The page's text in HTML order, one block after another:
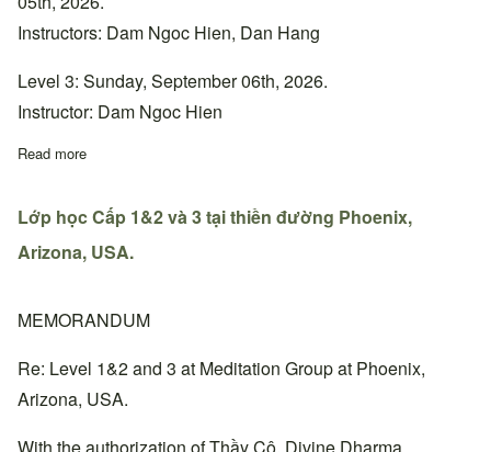
Instructors: Dam Ngoc Hien, Dan Hang
Level 3: Sunday, September 06th, 2026.
Instructor: Dam Ngoc Hien
Read more
Lớp học Cấp 1&2 và 3 tại thiền đường Phoenix,
Arizona, USA.
MEMORANDUM
Re: Level 1&2 and 3 at Meditation Group at Phoenix,
Arizona, USA.
With the authorization of Thầy Cô, Divine Dharma